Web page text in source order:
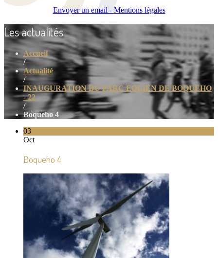
Envoyer un email - Mentions légales
Les actualités
Accueil
/
Actualité
/
INAUGURATION DU PARC EOLIEN DE BOQUEHO
- 22
/
Boqueho 4
03
Oct
Boqueho 4